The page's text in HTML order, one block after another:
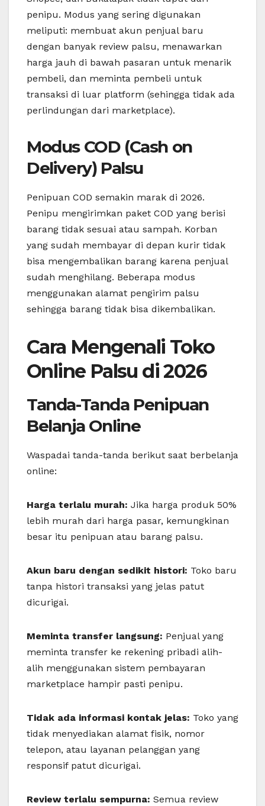
penipu. Modus yang sering digunakan
meliputi: membuat akun penjual baru
dengan banyak review palsu, menawarkan
harga jauh di bawah pasaran untuk menarik
pembeli, dan meminta pembeli untuk
transaksi di luar platform (sehingga tidak ada
perlindungan dari marketplace).
Modus COD (Cash on
Delivery) Palsu
Penipuan COD semakin marak di 2026.
Penipu mengirimkan paket COD yang berisi
barang tidak sesuai atau sampah. Korban
yang sudah membayar di depan kurir tidak
bisa mengembalikan barang karena penjual
sudah menghilang. Beberapa modus
menggunakan alamat pengirim palsu
sehingga barang tidak bisa dikembalikan.
Cara Mengenali Toko
Online Palsu di 2026
Tanda-Tanda Penipuan
Belanja Online
Waspadai tanda-tanda berikut saat berbelanja
online:
Harga terlalu murah: Jika harga produk 50%
lebih murah dari harga pasar, kemungkinan
besar itu penipuan atau barang palsu.
Akun baru dengan sedikit histori: Toko baru
tanpa histori transaksi yang jelas patut
dicurigai.
Meminta transfer langsung: Penjual yang
meminta transfer ke rekening pribadi alih-
alih menggunakan sistem pembayaran
marketplace hampir pasti penipu.
Tidak ada informasi kontak jelas: Toko yang
tidak menyediakan alamat fisik, nomor
telepon, atau layanan pelanggan yang
responsif patut dicurigai.
Review terlalu sempurna: Semua review